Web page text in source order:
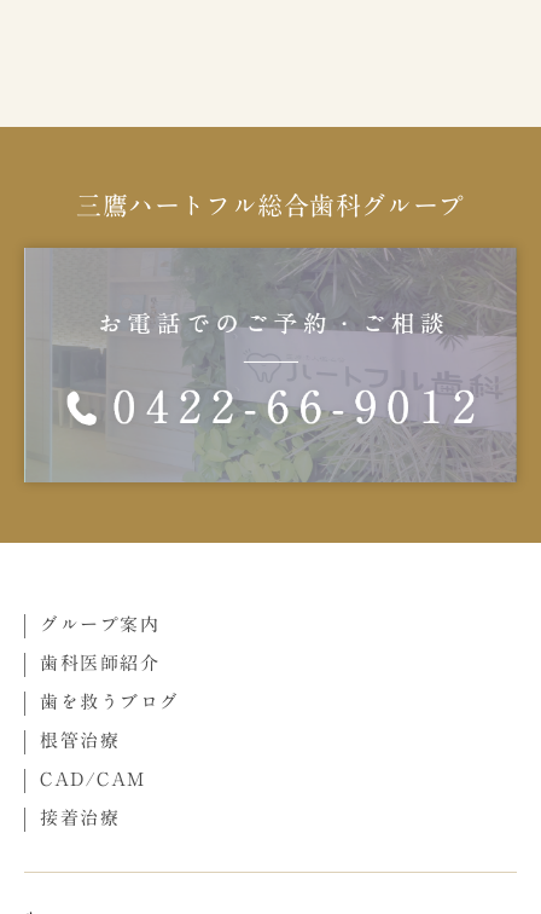
三鷹ハートフル総合歯科グループ
グループ案内
歯科医師紹介
歯を救うブログ
根管治療
CAD/CAM
接着治療